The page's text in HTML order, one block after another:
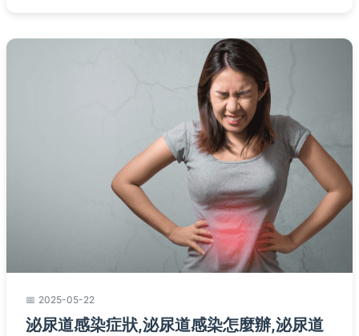
2025-05-22
泌尿道感染症狀,泌尿道感染怎麼辦,泌尿道